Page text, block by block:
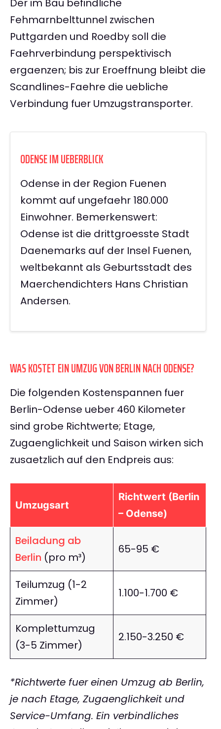
Der im Bau befindliche
Fehmarnbelttunnel zwischen
Puttgarden und Roedby soll die
Faehrverbindung perspektivisch
ergaenzen; bis zur Eroeffnung bleibt die
Scandlines-Faehre die uebliche
Verbindung fuer Umzugstransporter.
ODENSE IM UEBERBLICK
Odense in der Region Fuenen
kommt auf ungefaehr 180.000
Einwohner. Bemerkenswert:
Odense ist die drittgroesste Stadt
Daenemarks auf der Insel Fuenen,
weltbekannt als Geburtsstadt des
Maerchendichters Hans Christian
Andersen.
WAS KOSTET EIN UMZUG VON BERLIN NACH ODENSE?
Die folgenden Kostenspannen fuer
Berlin-Odense ueber 460 Kilometer
sind grobe Richtwerte; Etage,
Zugaenglichkeit und Saison wirken sich
zusaetzlich auf den Endpreis aus:
Umzugsart
Richtwert (Berlin
– Odense)
Beiladung ab
Berlin (pro m³)
65-95 €
Teilumzug (1-2
Zimmer)
1.100-1.700 €
Komplettumzug
(3-5 Zimmer)
2.150-3.250 €
*Richtwerte fuer einen Umzug ab Berlin,
je nach Etage, Zugaenglichkeit und
Service-Umfang. Ein verbindliches